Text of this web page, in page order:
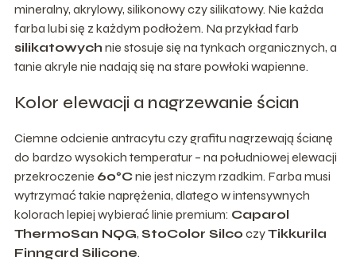
mineralny, akrylowy, silikonowy czy silikatowy. Nie każda
farba lubi się z każdym podłożem. Na przykład farb
silikatowych nie stosuje się na tynkach organicznych, a
tanie akryle nie nadają się na stare powłoki wapienne.
Kolor elewacji a nagrzewanie ścian
Ciemne odcienie antracytu czy grafitu nagrzewają ścianę
do bardzo wysokich temperatur – na południowej elewacji
przekroczenie 60°Cnie jest niczym rzadkim. Farba musi
wytrzymać takie naprężenia, dlatego w intensywnych
kolorach lepiej wybierać linie premium: Caparol
ThermoSan NQG, StoColor Silco czyTikkurila
Finngard Silicone.